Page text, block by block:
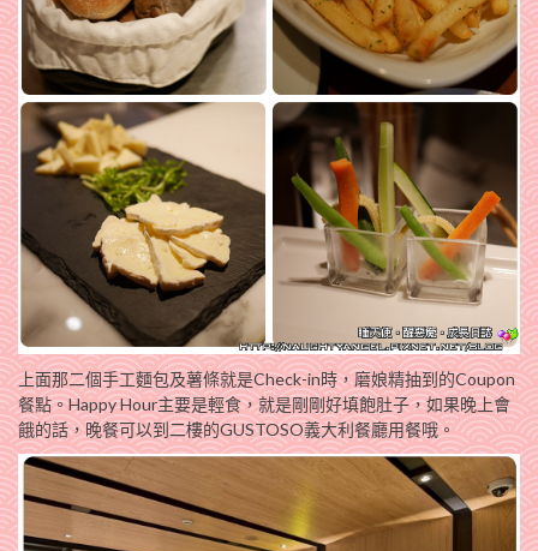
上面那二個手工麵包及薯條就是Check-in時，磨娘精抽到的Coupon
餐點。Happy Hour主要是輕食，就是剛剛好填飽肚子，如果晚上會
餓的話，晚餐可以到二樓的GUSTOSO義大利餐廳用餐哦。